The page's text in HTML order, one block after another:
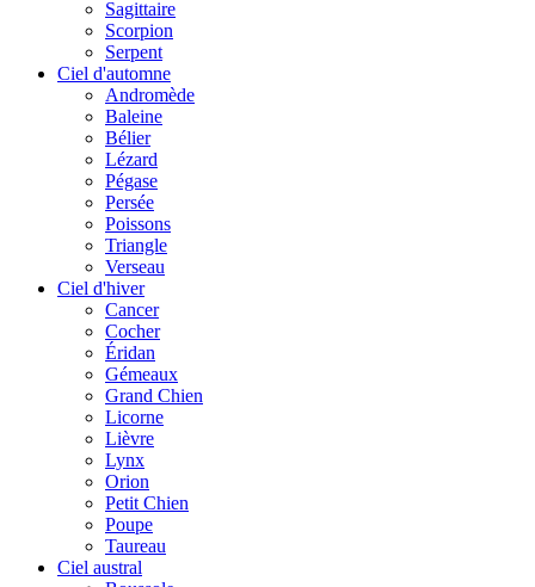
Sagittaire
Scorpion
Serpent
Ciel d'automne
Andromède
Baleine
Bélier
Lézard
Pégase
Persée
Poissons
Triangle
Verseau
Ciel d'hiver
Cancer
Cocher
Éridan
Gémeaux
Grand Chien
Licorne
Lièvre
Lynx
Orion
Petit Chien
Poupe
Taureau
Ciel austral